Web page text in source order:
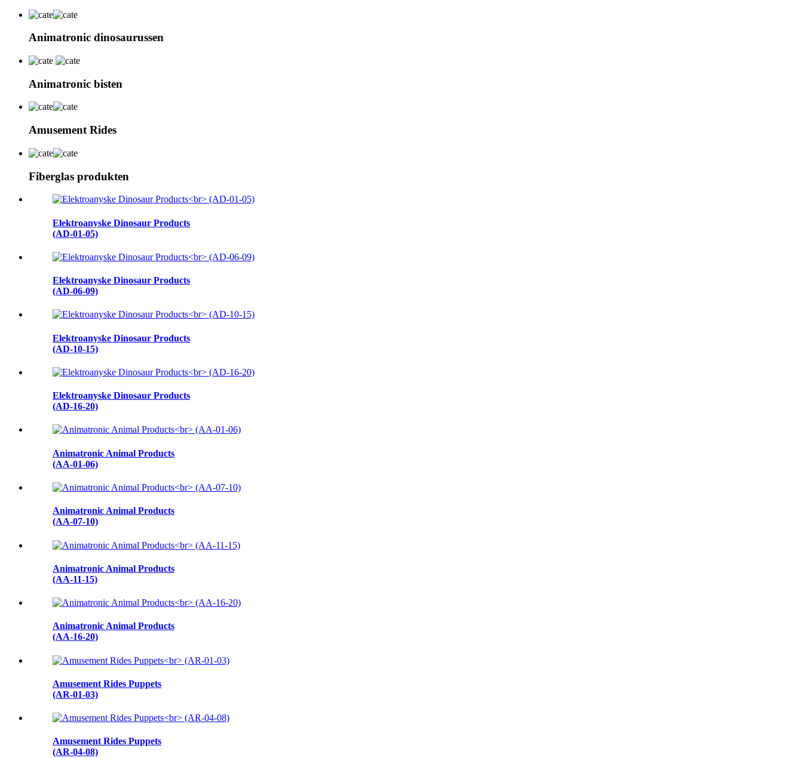
Animatronic dinosaurussen
Animatronic bisten
Amusement Rides
Fiberglas produkten
Elektroanyske Dinosaur Products
(AD-01-05)
Elektroanyske Dinosaur Products
(AD-06-09)
Elektroanyske Dinosaur Products
(AD-10-15)
Elektroanyske Dinosaur Products
(AD-16-20)
Animatronic Animal Products
(AA-01-06)
Animatronic Animal Products
(AA-07-10)
Animatronic Animal Products
(AA-11-15)
Animatronic Animal Products
(AA-16-20)
Amusement Rides Puppets
(AR-01-03)
Amusement Rides Puppets
(AR-04-08)